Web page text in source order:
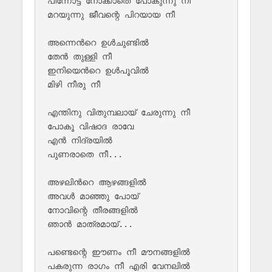
മറയുന്നു ജീവന്റെ പിറയായ നീ
അന്നെന്‍റെ ഉൾചുണ്ടിൽ
തേൻ തുള്ളി നീ
ഇനിയെന്‍റെ ഉൾപൂവിൽ
മിഴി നീരു നീ
എന്തിനു വിതുമ്പലായ് ചേരുന്നു നീ
പോകൂ വിഷാദ രാവേ
എൻ നിദ്രയിൽ
പുണരാതെ നീ...
അഴലിന്‍റെ ആഴങ്ങളിൽ
അവൾ മാഞ്ഞു പോയ്
നോവിന്റെ തീരങ്ങളിൽ
ഞാൻ മാത്രമായ്...
പണ്ടെന്റെ ഈണം നീ മൗനങ്ങളിൽ
പകരുന്ന രാഗം നീ എരി വേനലിൽ